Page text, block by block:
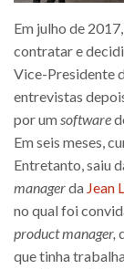
Em julho de
contratar e
Vice-Presidente
entrevistas
por umsoftware
Em seis meses,
Entretanto, saiu
managerda Jean
no qual foi
product manager,
que tinha